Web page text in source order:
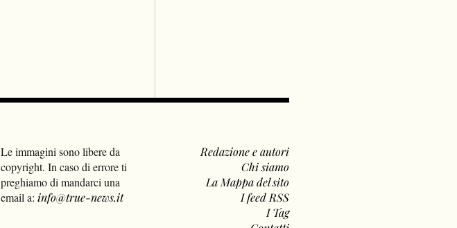
Le immagini sono libere da
copyright. In caso di errore ti
preghiamo di mandarci una
email a: info@true-news.it
Redazione e autori
Chi siamo
La Mappa del sito
I feed RSS
I Tag